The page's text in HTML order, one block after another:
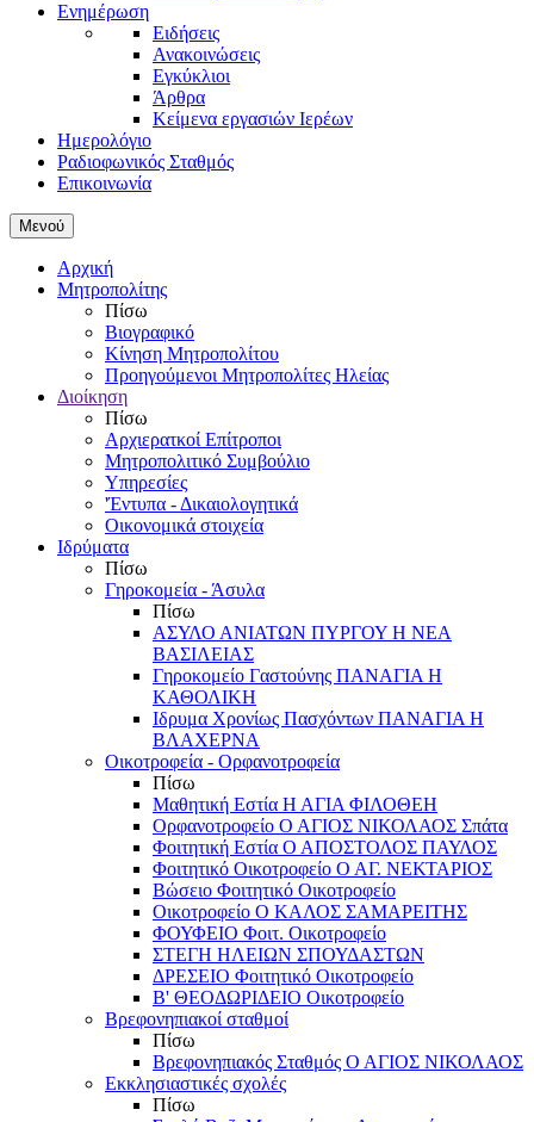
Ενημέρωση
Ειδήσεις
Ανακοινώσεις
Εγκύκλιοι
Άρθρα
Κείμενα εργασιών Ιερέων
Ημερολόγιο
Ραδιοφωνικός Σταθμός
Επικοινωνία
Μενού
Αρχική
Μητροπολίτης
Πίσω
Βιογραφικό
Κίνηση Μητροπολίτου
Προηγούμενοι Μητροπολίτες Ηλείας
Διοίκηση
Πίσω
Αρχιερατκοί Επίτροποι
Μητροπολιτικό Συμβούλιο
Υπηρεσίες
'Έντυπα - Δικαιολογητικά
Οικονομικά στοιχεία
Ιδρύματα
Πίσω
Γηροκομεία - Άσυλα
Πίσω
ΑΣΥΛΟ ΑΝΙΑΤΩΝ ΠΥΡΓΟΥ Η ΝΕΑ
ΒΑΣΙΛΕΙΑΣ
Γηροκομείο Γαστούνης ΠΑΝΑΓΙΑ Η
ΚΑΘΟΛΙΚΗ
Ιδρυμα Χρονίως Πασχόντων ΠΑΝΑΓΙΑ Η
ΒΛΑΧΕΡΝΑ
Οικοτροφεία - Ορφανοτροφεία
Πίσω
Μαθητική Εστία Η ΑΓΙΑ ΦΙΛΟΘΕΗ
Ορφανοτροφείο Ο ΑΓΙΟΣ ΝΙΚΟΛΑΟΣ Σπάτα
Φοιτητική Εστία Ο ΑΠΟΣΤΟΛΟΣ ΠΑΥΛΟΣ
Φοιτητικό Οικοτροφείο Ο ΑΓ. ΝΕΚΤΑΡΙΟΣ
Βώσειο Φοιτητικό Οικοτροφείο
Οικοτροφείο Ο ΚΑΛΟΣ ΣΑΜΑΡΕΙΤΗΣ
ΦΟΥΦΕΙΟ Φοιτ. Οικοτροφείο
ΣΤΕΓΗ ΗΛΕΙΩΝ ΣΠΟΥΔΑΣΤΩΝ
ΔΡΕΣΕΙΟ Φοιτητικό Οικοτροφείο
Β' ΘΕΟΔΩΡΙΔΕΙΟ Οικοτροφείο
Βρεφονηπιακοί σταθμοί
Πίσω
Βρεφονηπιακός Σταθμός Ο ΑΓΙΟΣ ΝΙΚΟΛΑΟΣ
Εκκλησιαστικές σχολές
Πίσω